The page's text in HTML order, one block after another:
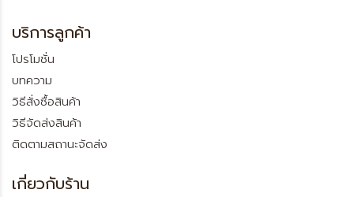
บริการลูกค้า
โปรโมชั่น
บทความ
วิธีสั่งซื้อสินค้า
วิธีจัดส่งสินค้า
ติดตามสถานะจัดส่ง
เกี่ยวกับร้าน